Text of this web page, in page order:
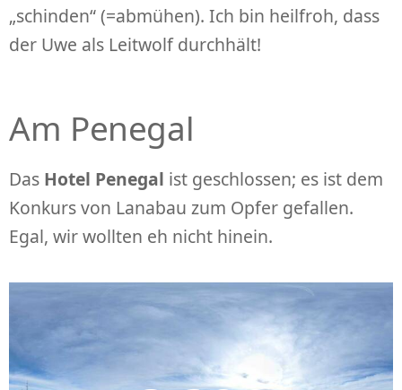
„schinden“ (=abmühen). Ich bin heilfroh, dass
der Uwe als Leitwolf durchhält!
Am Penegal
Das Hotel Penegal ist geschlossen; es ist dem
Konkurs von Lanabau zum Opfer gefallen.
Egal, wir wollten eh nicht hinein.